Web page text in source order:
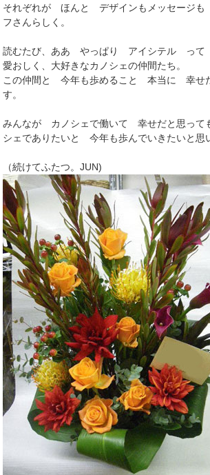
それぞれが ほんと デザインもメッセージも
フさんらしく。
読むたび、ああ やっぱり アイシテル っ
愛おしく、大好きなカノシェの仲間たち。
この仲間と 今年も歩めること 本当に 幸せ
す。
みんなが カノシェで働いて 幸せだと思って
シェでありたいと 今年も歩んでいきたいと思
（続けてふたつ。JUN)